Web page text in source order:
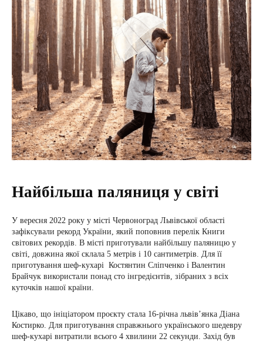
Найбільша паляниця у світі
У вересня 2022 року у місті Червоноград Львівської області
зафіксували рекорд України, який поповнив перелік Книги
світових рекордів. В місті приготували найбільшу паляницю у
світі, довжина якої склала 5 метрів і 10 сантиметрів. Для її
приготування шеф-кухарі Костянтин Сліпченко і Валентин
Брайчук використали понад сто інгредієнтів, зібраних з всіх
куточків нашої країни.
Цікаво, що ініціатором проєкту стала 16-річна львів’янка Діана
Костирко. Для приготування справжнього українського шедевру
шеф-кухарі витратили всього 4 хвилини 22 секунди. Захід був